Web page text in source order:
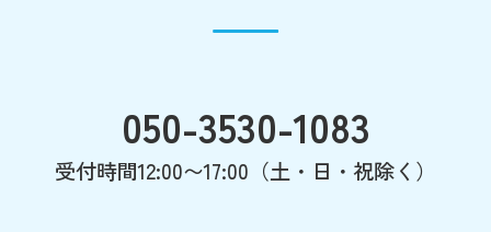
050-3530-1083
受付時間12:00〜17:00（土・日・祝除く）